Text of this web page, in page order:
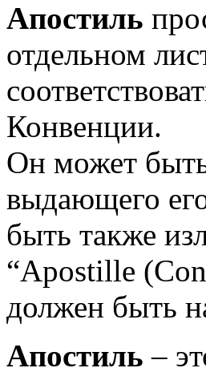
Апостиль
отдельном
Конвенции.
Он может
выдающего
быть также
“Apostille
должен быть
Апостиль –